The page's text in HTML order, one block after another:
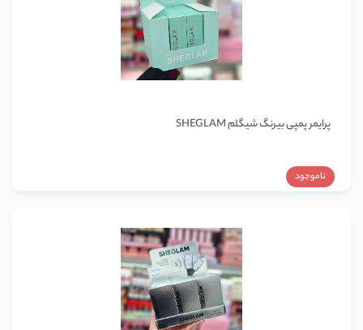
پرایمر پمپی بیرنگ شیگلم SHEGLAM
ناموجود